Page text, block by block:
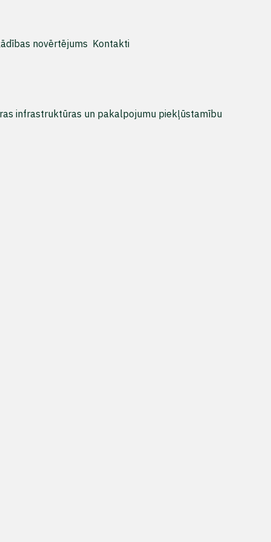
novērtējums Kontakti
infrastruktūras un pakalpojumu piekļūstamību